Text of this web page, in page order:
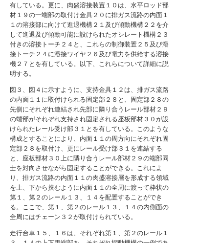
有している。更に、肉盛溶接装置１０は、水平ロッド部
材１９の一端部の取付け金具２０に排ガス流路の内面１
１の溶接部に向けて進退機構２１及び傾動機構２２を介
して進退及び傾動可能に設けられたオシレート機構２３
付きの溶接トーチ２４と、これらの制御装置２５及び溶
接トーチ２４に溶接ワイヤ２６及び電力を供給する溶接
機２７とを有している。以下、これらについて詳細に説
明する。
図３、図４に示すように、支持金具１２は、排ガス流路
の内面１１に取付けられる固定部２８と、固定部２８の
先側にそれぞれ連結され先部に隣り合うレール部材２９
の端部がそれぞれ支持され固定される座板部材３０が設
けられたレール受け部３１とを有している。このような
構成とすることにより、内面１１の周方向にそれぞれ固
定部２８を取付け、更にレール受け部３１を連結する
と、座板部材３０上に隣り合うレール部材２９の端部同
士を対向させながら固定することができる。これによ
り、排ガス流路の内面１１の肉盛溶接層を形成する領域
を上、下から挟むように内面１１の全周に渡って枠状の
第１、第２のレール１３、１４を配置することができ
る。ここで、第１、第２のレール１３、１４の内側面の
全周にはチェーン３２が取付けられている。
走行台車１５、１６は、それぞれ第１、第２のレール１